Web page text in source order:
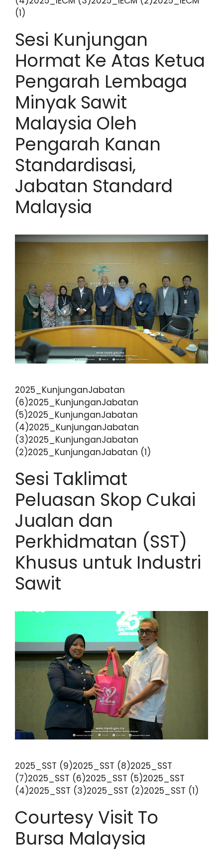
(1)
Sesi Kunjungan
Hormat Ke Atas Ketua
Pengarah Lembaga
Minyak Sawit
Malaysia Oleh
Pengarah Kanan
Standardisasi,
Jabatan Standard
Malaysia
2025_KunjunganJabatan
(6)2025_KunjunganJabatan
(5)2025_KunjunganJabatan
(4)2025_KunjunganJabatan
(3)2025_KunjunganJabatan
(2)2025_KunjunganJabatan (1)
Sesi Taklimat
Peluasan Skop Cukai
Jualan dan
Perkhidmatan (SST)
Khusus untuk Industri
Sawit
2025_SST (9)2025_SST (8)2025_SST
(7)2025_SST (6)2025_SST (5)2025_SST
(4)2025_SST (3)2025_SST (2)2025_SST (1)
Courtesy Visit To
Bursa Malaysia